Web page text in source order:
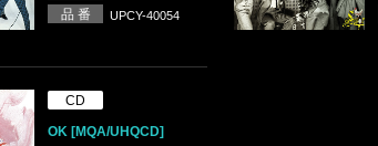
品 番 UPCY-40054
CD
OK [MQA/UHQCD]